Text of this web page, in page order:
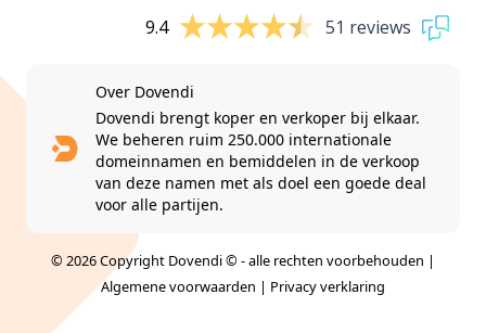
9.4 51 reviews
Over Dovendi
Dovendi brengt koper en verkoper bij elkaar.
We beheren ruim 250.000 internationale
domeinnamen en bemiddelen in de verkoop
van deze namen met als doel een goede deal
voor alle partijen.
© 2026 Copyright Dovendi © - alle rechten voorbehouden |
Algemene voorwaarden | Privacy verklaring